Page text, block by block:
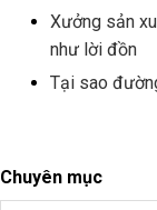
Chuyên mục
Xưởng sản
như lời đồn
Tại sao